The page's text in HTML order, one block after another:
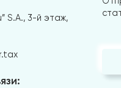
S.A., 3-й этаж,